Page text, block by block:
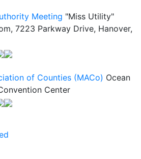
Meeting "Miss Utility"
7223 Parkway Drive, Hanover,
of Counties (MACo) Ocean
Center